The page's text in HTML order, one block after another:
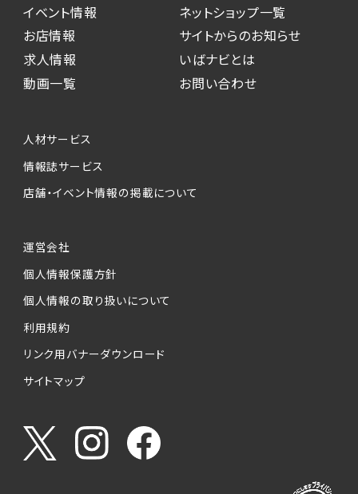
イベント情報
お店情報
求人情報
動画一覧
ネットショップ一覧
サイトからのお知らせ
いばナビとは
お問い合わせ
人材サービス
情報誌サービス
店舗・イベント情報の掲載について
運営会社
個人情報保護方針
個人情報の取り扱いについて
利用規約
リンク用バナーダウンロード
サイトマップ